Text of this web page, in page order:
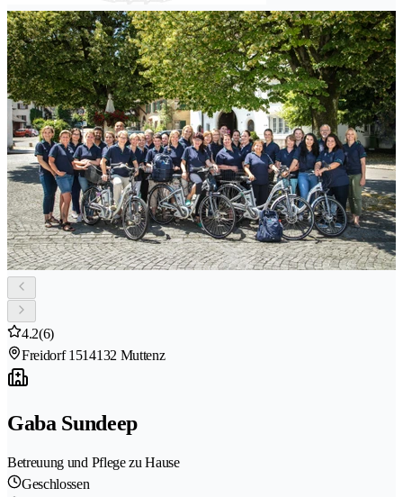
4.2(6)
Freidorf 1514132 Muttenz
Gaba Sundeep
Betreuung und Pflege zu Hause
Geschlossen